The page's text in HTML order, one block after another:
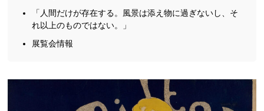
「人間だけが存在する。風景は添え物に過ぎないし、そ
れ以上のものではない。」
展覧会情報